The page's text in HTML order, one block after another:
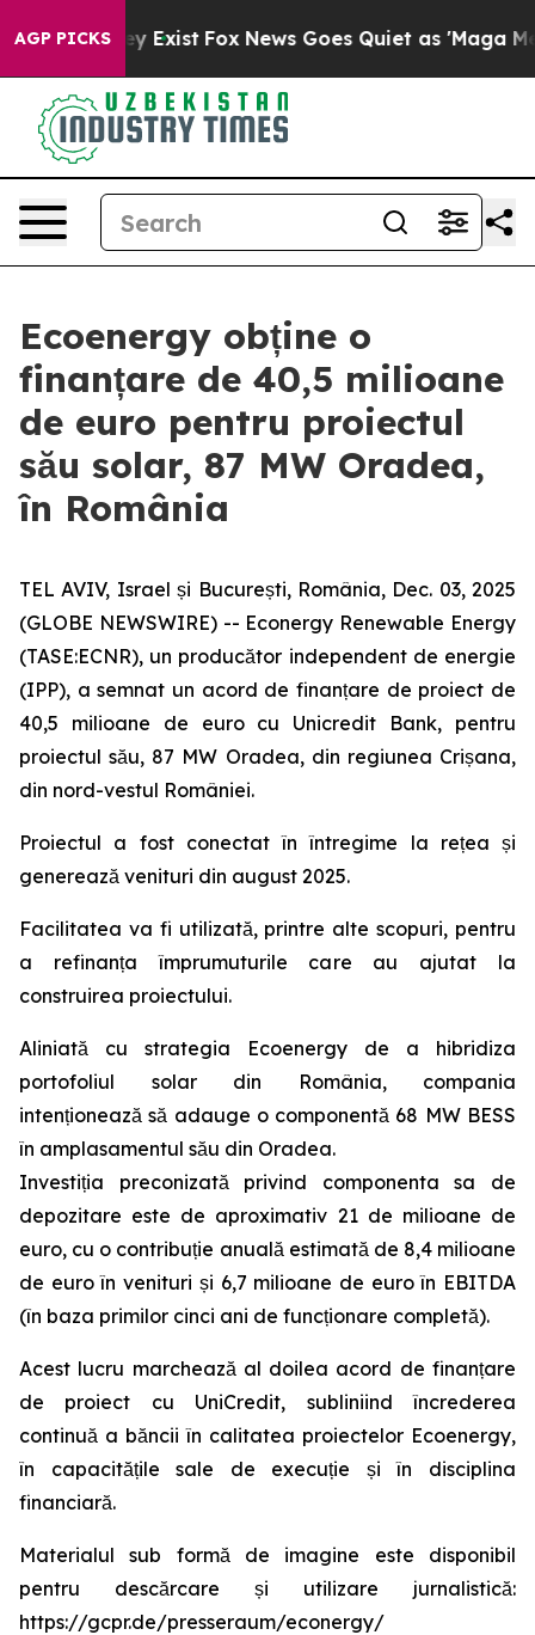
AGP PICKSThey Exist Fox News Goes Quiet as 'Maga
Ecoenergy obține o
finanțare de 40,5 milioane
de euro pentru proiectul
său solar, 87 MW Oradea,
în România
TEL AVIV, Israel și București, România, Dec. 03, 2025
(GLOBE NEWSWIRE) -- Econergy Renewable Energy
(TASE:ECNR), un producător independent de energie
(IPP), a semnat un acord de finanțare de proiect de
40,5 milioane de euro cu Unicredit Bank, pentru
proiectul său, 87 MW Oradea, din regiunea Crișana,
din nord-vestul României.
Proiectul a fost conectat în întregime la rețea și
generează venituri din august 2025.
Facilitatea va fi utilizată, printre alte scopuri, pentru
a refinanța împrumuturile care au ajutat la
construirea proiectului.
Aliniată cu strategia Ecoenergy de a hibridiza
portofoliul solar din România, compania
intenționează să adauge o componentă 68 MW BESS
în amplasamentul său din Oradea.
Investiția preconizată privind componenta sa de
depozitare este de aproximativ 21 de milioane de
euro, cu o contribuție anuală estimată de 8,4 milioane
de euro în venituri și 6,7 milioane de euro în EBITDA
(în baza primilor cinci ani de funcționare completă).
Acest lucru marchează al doilea acord de finanțare
de proiect cu UniCredit, subliniind încrederea
continuă a băncii în calitatea proiectelor Ecoenergy,
în capacitățile sale de execuție și în disciplina
financiară.
Materialul sub formă de imagine este disponibil
pentru descărcare și utilizare jurnalistică:
https://gcpr.de/presseraum/econergy/